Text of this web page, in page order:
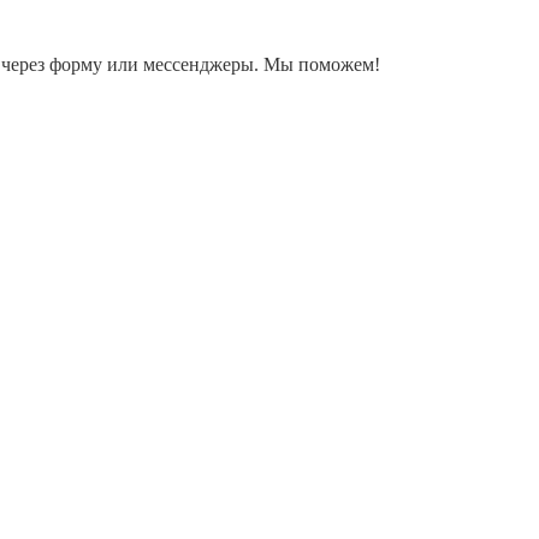
через форму или мессенджеры. Мы поможем!